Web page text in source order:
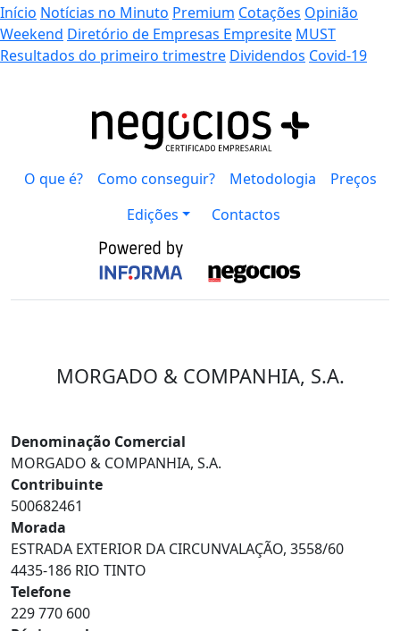
Início Notícias no Minuto Premium Cotações Opinião
Weekend Diretório de Empresas Empresite MUST
Resultados do primeiro trimestre Dividendos Covid-19
O que é? Como conseguir? Metodologia
Preços
Edições
Contactos
MORGADO & COMPANHIA, S.A.
Denominação Comercial
MORGADO & COMPANHIA, S.A.
Contribuinte
500682461
Morada
ESTRADA EXTERIOR DA CIRCUNVALAÇÃO, 3558/60
4435-186 RIO TINTO
Telefone
229 770 600